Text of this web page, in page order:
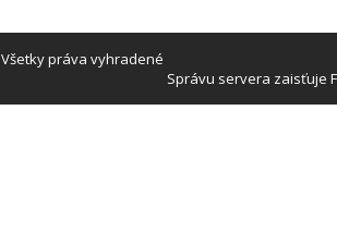
Všetky práva vyhradené
Správu servera zaisťuje